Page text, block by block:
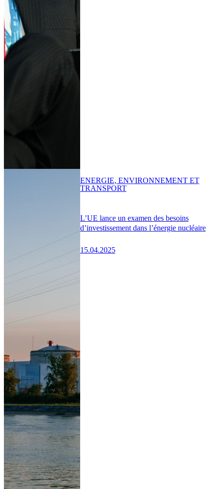
L’UE lance un examen des besoins
d’investissement dans l’énergie nucléaire
15.04.2025
ENERGIE, ENVIRONNEMENT ET
TRANSPORT